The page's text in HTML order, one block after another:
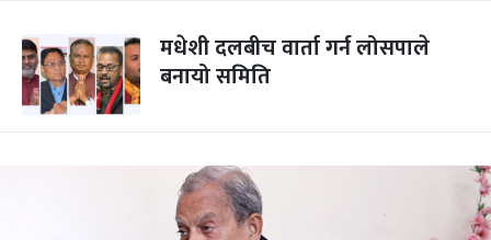
मधेशी दलबीच वार्ता गर्न लोसपाले
बनायो समिति